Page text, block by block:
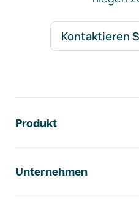
Kontaktieren
Produkt
Unternehmen